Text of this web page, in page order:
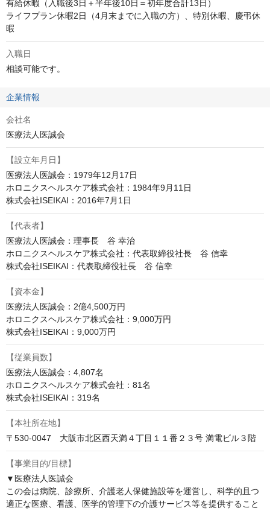
有給休暇（入職後3日＋半年後10日＝初年度合計13日）
ライフプラン休暇2日（4月末までに入職の方）、特別休暇、慶弔休
暇
入職日
相談可能です。
企業情報
会社名
医療法人医誠会
【設立年月日】
医療法人医誠会：1979年12月17日
ホロニクスヘルスケア株式会社：1984年9月11日
株式会社ISEIKAI：2016年7月1日
【代表者】
医療法人医誠会：理事長　谷 幸治
ホロニクスヘルスケア株式会社：代表取締役社長　谷 信幸
株式会社ISEIKAI：代表取締役社長　谷 信幸
【資本金】
医療法人医誠会：2億4,500万円
ホロニクスヘルスケア株式会社：9,000万円
株式会社ISEIKAI：9,000万円
【従業員数】
医療法人医誠会：4,807名
ホロニクスヘルスケア株式会社：81名
株式会社ISEIKAI：319名
【本社所在地】
〒530-0047　大阪市北区西天満４丁目１１番２３号 満電ビル３階
【事業目的/目標】
▼医療法人医誠会
この会は病院、診療所、介護老人保健施設等を運営し、科学的且つ
適正な医療、看護、医学的管理下の介護サービス等を提供すること